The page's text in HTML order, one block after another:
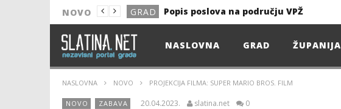
NOVO GRAD
Popis poslova na području VPŽ
NOVO
NOVO
NOVO
NASLOVNA GRAD ŽUPANIJA
NASLOVNA NOVO PROJEKCIJA FILMA: SUPER MARIO BROS. FILM
NOVO ZABAVA 20.04.2023. slatina.net 0